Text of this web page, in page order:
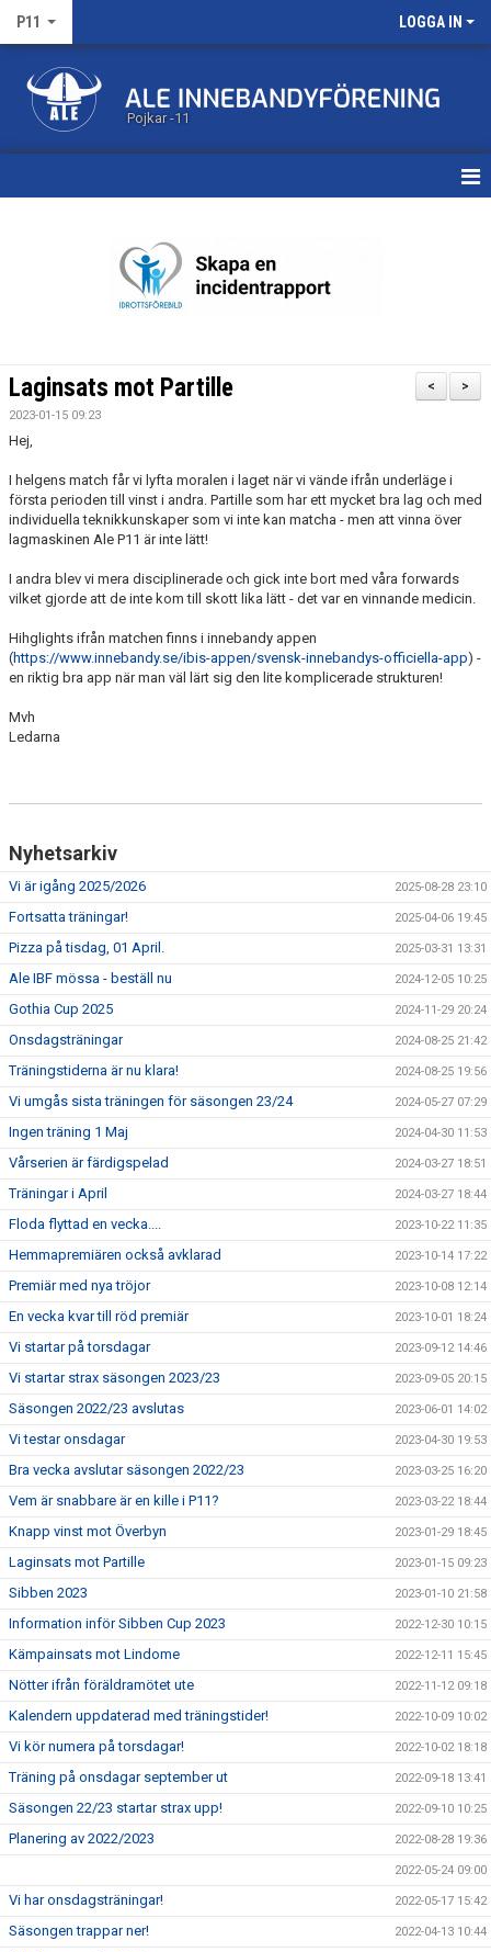
P11 LOGGA IN
Pojkar -11
BILDGALLERI
NYHETSARKIV
>
<
Laginsats mot Partille
2023-01-15 09:23
Hej,
I helgens match får vi lyfta moralen i laget när vi vände ifrån underläge i
första perioden till vinst i andra. Partille som har ett mycket bra lag och med
individuella teknikkunskaper som vi inte kan matcha - men att vinna över
lagmaskinen Ale P11 är inte lätt!
I andra blev vi mera disciplinerade och gick inte bort med våra forwards
vilket gjorde att de inte kom till skott lika lätt - det var en vinnande medicin.
Hihglights ifrån matchen finns i innebandy appen
(https://www.innebandy.se/ibis-appen/svensk-innebandys-officiella-app) -
en riktig bra app när man väl lärt sig den lite komplicerade strukturen!
Mvh
Ledarna
Nyhetsarkiv
Vi är igång 2025/2026 2025-08-28 23:10
Fortsatta träningar! 2025-04-06 19:45
Pizza på tisdag, 01 April. 2025-03-31 13:31
Ale IBF mössa - beställ nu 2024-12-05 10:25
Gothia Cup 2025 2024-11-29 20:24
Onsdagsträningar 2024-08-25 21:42
Träningstiderna är nu klara! 2024-08-25 19:56
Vi umgås sista träningen för säsongen 23/24 2024-05-27 07:29
Ingen träning 1 Maj 2024-04-30 11:53
Vårserien är färdigspelad 2024-03-27 18:51
Träningar i April 2024-03-27 18:44
Floda flyttad en vecka.... 2023-10-22 11:35
Hemmapremiären också avklarad 2023-10-14 17:22
Premiär med nya tröjor 2023-10-08 12:14
En vecka kvar till röd premiär 2023-10-01 18:24
Vi startar på torsdagar 2023-09-12 14:46
Vi startar strax säsongen 2023/23 2023-09-05 20:15
Säsongen 2022/23 avslutas 2023-06-01 14:02
Vi testar onsdagar 2023-04-30 19:53
Bra vecka avslutar säsongen 2022/23 2023-03-25 16:20
Vem är snabbare är en kille i P11? 2023-03-22 18:44
Knapp vinst mot Överbyn 2023-01-29 18:45
Laginsats mot Partille 2023-01-15 09:23
Sibben 2023 2023-01-10 21:58
Information inför Sibben Cup 2023 2022-12-30 10:15
Kämpainsats mot Lindome 2022-12-11 15:45
Nötter ifrån föräldramötet ute 2022-11-12 09:18
Kalendern uppdaterad med träningstider! 2022-10-09 10:02
Vi kör numera på torsdagar! 2022-10-02 18:18
Träning på onsdagar september ut 2022-09-18 13:41
Säsongen 22/23 startar strax upp! 2022-09-10 10:25
Planering av 2022/2023 2022-08-28 19:36
2022-05-24 09:00
Vi har onsdagsträningar! 2022-05-17 15:42
Säsongen trappar ner! 2022-04-13 10:44